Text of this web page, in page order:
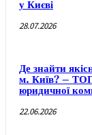
у Києві
28.07.2026
Де знайти
м. Київ? – ТОП
юридичної
22.06.2026